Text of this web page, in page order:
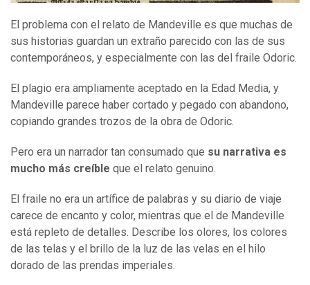
El problema con el relato de Mandeville es que muchas de
sus historias guardan un extraño parecido con las de sus
contemporáneos, y especialmente con las del fraile Odoric.
El plagio era ampliamente aceptado en la Edad Media, y
Mandeville parece haber cortado y pegado con abandono,
copiando grandes trozos de la obra de Odoric.
Pero era un narrador tan consumado que su narrativa es
mucho más creíble que el relato genuino.
El fraile no era un artífice de palabras y su diario de viaje
carece de encanto y color, mientras que el de Mandeville
está repleto de detalles. Describe los olores, los colores
de las telas y el brillo de la luz de las velas en el hilo
dorado de las prendas imperiales.